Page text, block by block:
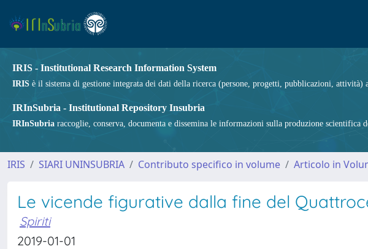
IRIS - Institutional Research Information System
IRIS è il sistema di gestione integrata dei dati della ricerca (persone, progetti, pubblicazioni,
IRInSubria - Institutional Repository Insubria
IRInSubria raccoglie, conserva, documenta e dissemina le informazioni sulla produzione
IRIS SIARI UNINSUBRIA Contributo specifico in volume Articolo in
Le vicende figurative dalla fine del
Spiriti
2019-01-01